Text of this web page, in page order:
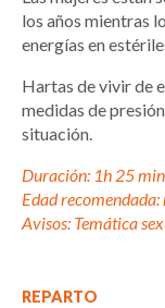
los años mientras
energías en
Hartas de vivir de
medidas de
situación.
Duración: 1h 25
Edad
Avisos: Temática
REPARTO